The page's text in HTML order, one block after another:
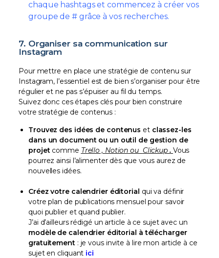
chaque hashtags et commencez à créer vos
groupe de # grâce à vos recherches.
7. Organiser sa communication sur
Instagram
Pour mettre en place une stratégie de contenu sur
Instagram, l’essentiel est de bien s’organiser pour être
régulier et ne pas s’épuiser au fil du temps.
Suivez donc ces étapes clés pour bien construire
votre stratégie de contenus :
Trouvez des idées de contenus et classez-les
dans un document ou un outil de gestion de
projetcomme Trello , Notion ou Clickup . Vous
pourrez ainsi l’alimenter dès que vous aurez de
nouvelles idées.
Créez votre calendrier éditorial qui va définir
votre plan de publications mensuel pour savoir
quoi publier et quand publier.
J’ai d’ailleurs rédigé un article à ce sujet avec un
modèle de calendrier éditorial à télécharger
gratuitement: je vous invite à lire mon article à ce
sujet en cliquant ici